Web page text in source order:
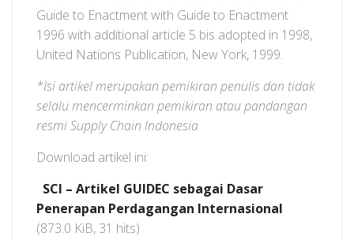
Guide to Enactment with Guide to Enactment
1996 with additional article 5 bis adopted in 1998,
United Nations Publication, New York, 1999.
*Isi artikel merupakan pemikiran penulis dan tidak
selalu mencerminkan pemikiran atau pandangan
resmi Supply Chain Indonesia
Download artikel ini:
SCI – Artikel GUIDEC sebagai Dasar
Penerapan Perdagangan Internasional
(873.0 KiB, 31 hits)